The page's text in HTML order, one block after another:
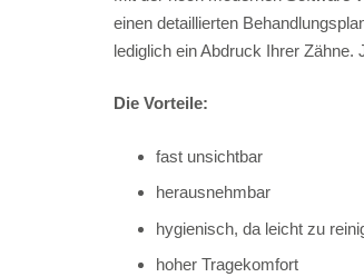
einen detaillierten
lediglich ein Abdruck Ihrer
Die Vorteile:
fast unsichtbar
herausnehmbar
hygienisch, da leicht zu
hoher Tragekomfort